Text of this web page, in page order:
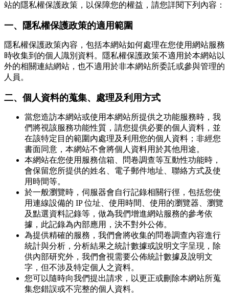
站的隱私權保護政策，以保障您的權益，請您詳閱下列內容：
一、隱私權保護政策的適用範圍
隱私權保護政策內容，包括本網站如何處理在您使用網站服務
時收集到的個人識別資料。隱私權保護政策不適用於本網站以
外的相關連結網站，也不適用於非本網站所委託或參與管理的
人員。
二、個人資料的蒐集、處理及利用方式
當您造訪本網站或使用本網站所提供之功能服務時，我
們將視該服務功能性質，請您提供必要的個人資料，並
在該特定目的範圍內處理及利用您的個人資料；非經您
書面同意，本網站不會將個人資料用於其他用途。
本網站在您使用服務信箱、問卷調查等互動性功能時，
會保留您所提供的姓名、電子郵件地址、聯絡方式及使
用時間等。
於一般瀏覽時，伺服器會自行記錄相關行徑，包括您使
用連線設備的 IP 位址、使用時間、使用的瀏覽器、瀏覽
及點選資料記錄等，做為我們增進網站服務的參考依
據，此記錄為內部應用，決不對外公佈。
為提供精確的服務，我們會將收集的問卷調查內容進行
統計與分析，分析結果之統計數據或說明文字呈現，除
供內部研究外，我們會視需要公佈統計數據及說明文
字，但不涉及特定個人之資料。
您可以隨時向我們提出請求，以更正或刪除本網站所蒐
集您錯誤或不完整的個人資料。